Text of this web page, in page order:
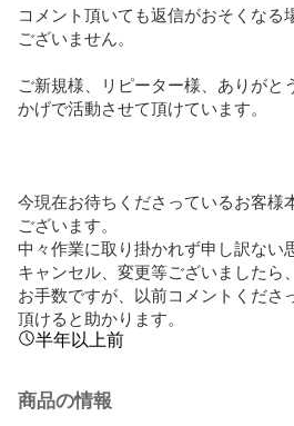
コメント頂いても返信がおそくなる
ございません。
ご新規様、リピーター様、ありがと
かげで活動させて頂けています。
今現在お待ちくださっているお客様
ございます。
中々作業に取り掛かれず申し訳ない
キャンセル、変更等ございましたら、
お手数ですが、以前コメントくださ
頂けると助かります。
半年以上前
商品の情報